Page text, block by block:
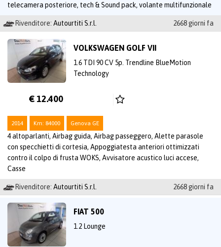
telecamera posteriore, tech & Sound pack, volante multifunzionale
Rivenditore: Autourtiti S.r.l. 2668 giorni fa
VOLKSWAGEN GOLF VII
1.6 TDI 90 CV 5p. Trendline BlueMotion
Technology
€ 12.400
2014 Km: 84000 Genova GE
4 altoparlanti, Airbag guida, Airbag passeggero, Alette parasole
con specchietti di cortesia, Appoggiatesta anteriori ottimizzati
contro il colpo di frusta WOKS, Avvisatore acustico luci accese,
Casse
Rivenditore: Autourtiti S.r.l. 2668 giorni fa
FIAT 500
1.2 Lounge